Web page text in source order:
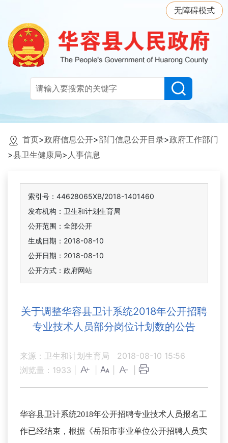
无障碍模式
首页>政府信息公开>部门信息公开目录>政府工作部门
>县卫生健康局> 人事信息
索引号：44628065XB/2018-1401460
发布机构：卫生和计划生育局
公开范围：全部公开
生成日期：2018-08-10
公开日期：2018-08-10
公开方式：政府网站
关于调整华容县卫计系统2018年公开招聘
专业技术人员部分岗位计划数的公告
来源：卫生和计划生育局
2018-08-10 15:56
浏览量： 1933
华容县卫计系统2018年公开招聘专业技术人员报名工
作已经结束，根据《岳阳市事业单位公开招聘人员实